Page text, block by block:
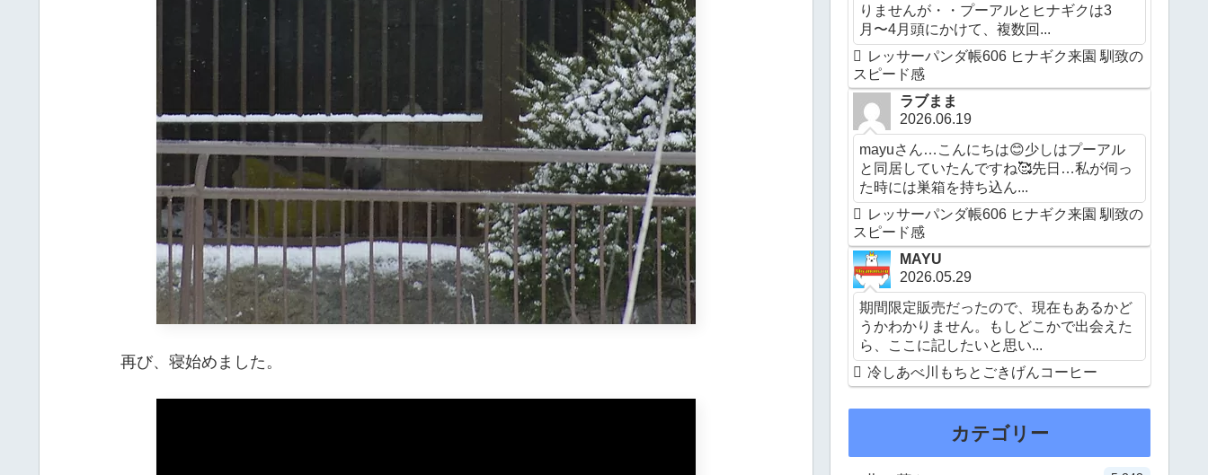
再び、寝始めました。
りませんが・・プーアルとヒナギクは3
月〜4月頭にかけて、複数回...
レッサーパンダ帳606 ヒナギク来園 馴致の
スピード感
ラブまま
2026.06.19
mayuさん…こんにちは😊少しはプーアル
と同居していたんですね🥰先日…私が伺っ
た時には巣箱を持ち込ん...
レッサーパンダ帳606 ヒナギク来園 馴致の
スピード感
MAYU
2026.05.29
期間限定販売だったので、現在もあるかど
うかわかりません。もしどこかで出会えた
ら、ここに記したいと思い...
冷しあべ川もちとごきげんコーヒー
カテゴリー